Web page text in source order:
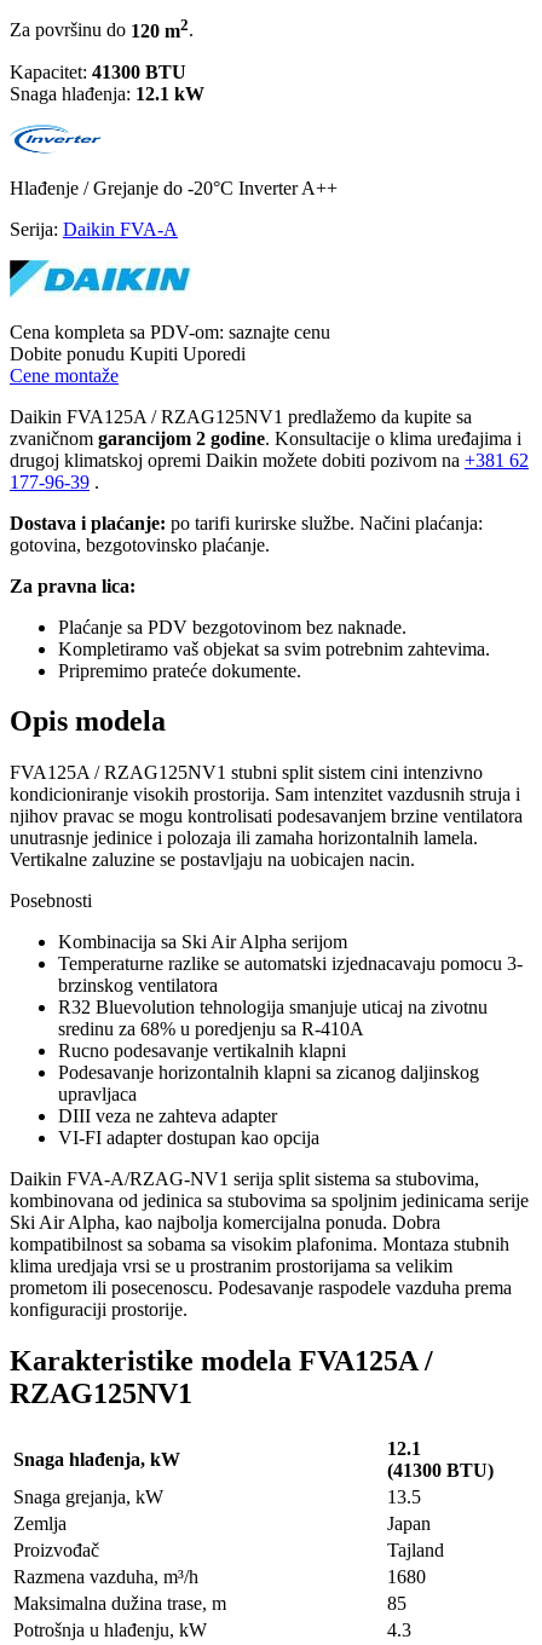
Za površinu do 120 m2.
Kapacitet: 41300 BTU
Snaga hlađenja: 12.1 kW
Hlađenje / Grejanje do -20°C Inverter A++
Serija: Daikin FVA-A
Cena kompleta sa PDV-om: saznajte cenu
Dobite ponudu Kupiti Uporedi
Cene montaže
Daikin FVA125A / RZAG125NV1 predlažemo da kupite sa
zvaničnom garancijom 2 godine. Konsultacije o klima uređajima i
drugoj klimatskoj opremi Daikin možete dobiti pozivom na +381 62
177-96-39 .
Dostava i plaćanje: po tarifi kurirske službe. Načini plaćanja:
gotovina, bezgotovinsko plaćanje.
Za pravna lica:
Plaćanje sa PDV bezgotovinom bez naknade.
Kompletiramo vaš objekat sa svim potrebnim zahtevima.
Pripremimo prateće dokumente.
Opis modela
FVA125A / RZAG125NV1 stubni split sistem cini intenzivno
kondicioniranje visokih prostorija. Sam intenzitet vazdusnih struja i
njihov pravac se mogu kontrolisati podesavanjem brzine ventilatora
unutrasnje jedinice i polozaja ili zamaha horizontalnih lamela.
Vertikalne zaluzine se postavljaju na uobicajen nacin.
Posebnosti
Kombinacija sa Ski Air Alpha serijom
Temperaturne razlike se automatski izjednacavaju pomocu 3-
brzinskog ventilatora
R32 Bluevolution tehnologija smanjuje uticaj na zivotnu
sredinu za 68% u poredjenju sa R-410A
Rucno podesavanje vertikalnih klapni
Podesavanje horizontalnih klapni sa zicanog daljinskog
upravljaca
DIII veza ne zahteva adapter
VI-FI adapter dostupan kao opcija
Daikin FVA-A/RZAG-NV1 serija split sistema sa stubovima,
kombinovana od jedinica sa stubovima sa spoljnim jedinicama serije
Ski Air Alpha, kao najbolja komercijalna ponuda. Dobra
kompatibilnost sa sobama sa visokim plafonima. Montaza stubnih
klima uredjaja vrsi se u prostranim prostorijama sa velikim
prometom ili posecenoscu. Podesavanje raspodele vazduha prema
konfiguraciji prostorije.
Karakteristike modela FVA125A /
RZAG125NV1
Snaga hlađenja, kW
12.1
(41300 BTU)
Snaga grejanja, kW
13.5
Zemlja
Japan
Proizvođač
Tajland
Razmena vazduha, m³/h
1680
Maksimalna dužina trase, m
85
Potrošnja u hlađenju, kW
4.3